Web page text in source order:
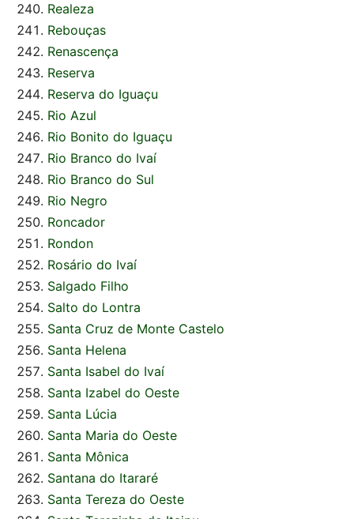
Realeza
Rebouças
Renascença
Reserva
Reserva do Iguaçu
Rio Azul
Rio Bonito do Iguaçu
Rio Branco do Ivaí
Rio Branco do Sul
Rio Negro
Roncador
Rondon
Rosário do Ivaí
Salgado Filho
Salto do Lontra
Santa Cruz de Monte Castelo
Santa Helena
Santa Isabel do Ivaí
Santa Izabel do Oeste
Santa Lúcia
Santa Maria do Oeste
Santa Mônica
Santana do Itararé
Santa Tereza do Oeste